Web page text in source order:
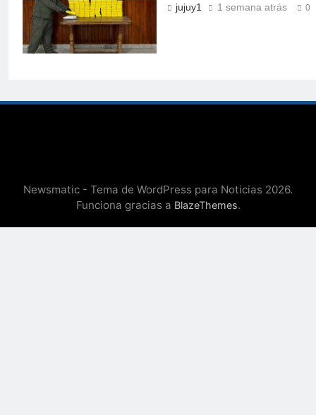
jujuy1 1 semana atrás 0
Newsmatic - Tema de WordPress para Noticias 2026.
Funciona gracias a BlazeThemes.